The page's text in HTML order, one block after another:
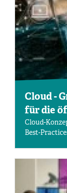
Cloud -
für die
Cloud-
Best-